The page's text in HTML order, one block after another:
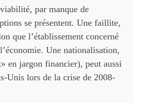
par manque de
se présentent. Une faillite,
que l’établissement concerné
Une nationalisation,
en jargon financier), peut aussi
Unis lors de la crise de 2008-